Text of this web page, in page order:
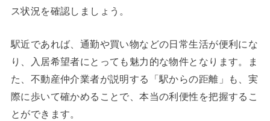
ス状況を確認しましょう。
駅近であれば、通勤や買い物などの日常生活が便利にな
り、入居希望者にとっても魅力的な物件となります。ま
た、不動産仲介業者が説明する「駅からの距離」も、実
際に歩いて確かめることで、本当の利便性を把握するこ
とができます。